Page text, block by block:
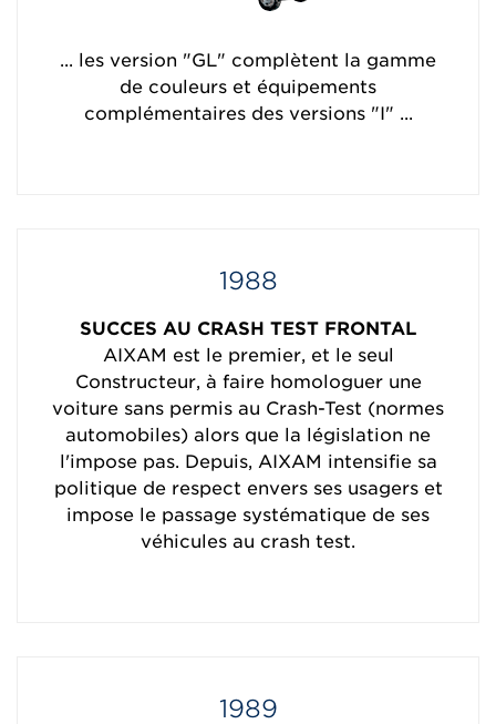
... les version "GL" complètent la gamme
de couleurs et équipements
complémentaires des versions "I" ...
1988
SUCCES AU CRASH TEST FRONTAL
AIXAM est le premier, et le seul
Constructeur, à faire homologuer une
voiture sans permis au Crash-Test (normes
automobiles) alors que la législation ne
l'impose pas. Depuis, AIXAM intensifie sa
politique de respect envers ses usagers et
impose le passage systématique de ses
véhicules au crash test.
1989